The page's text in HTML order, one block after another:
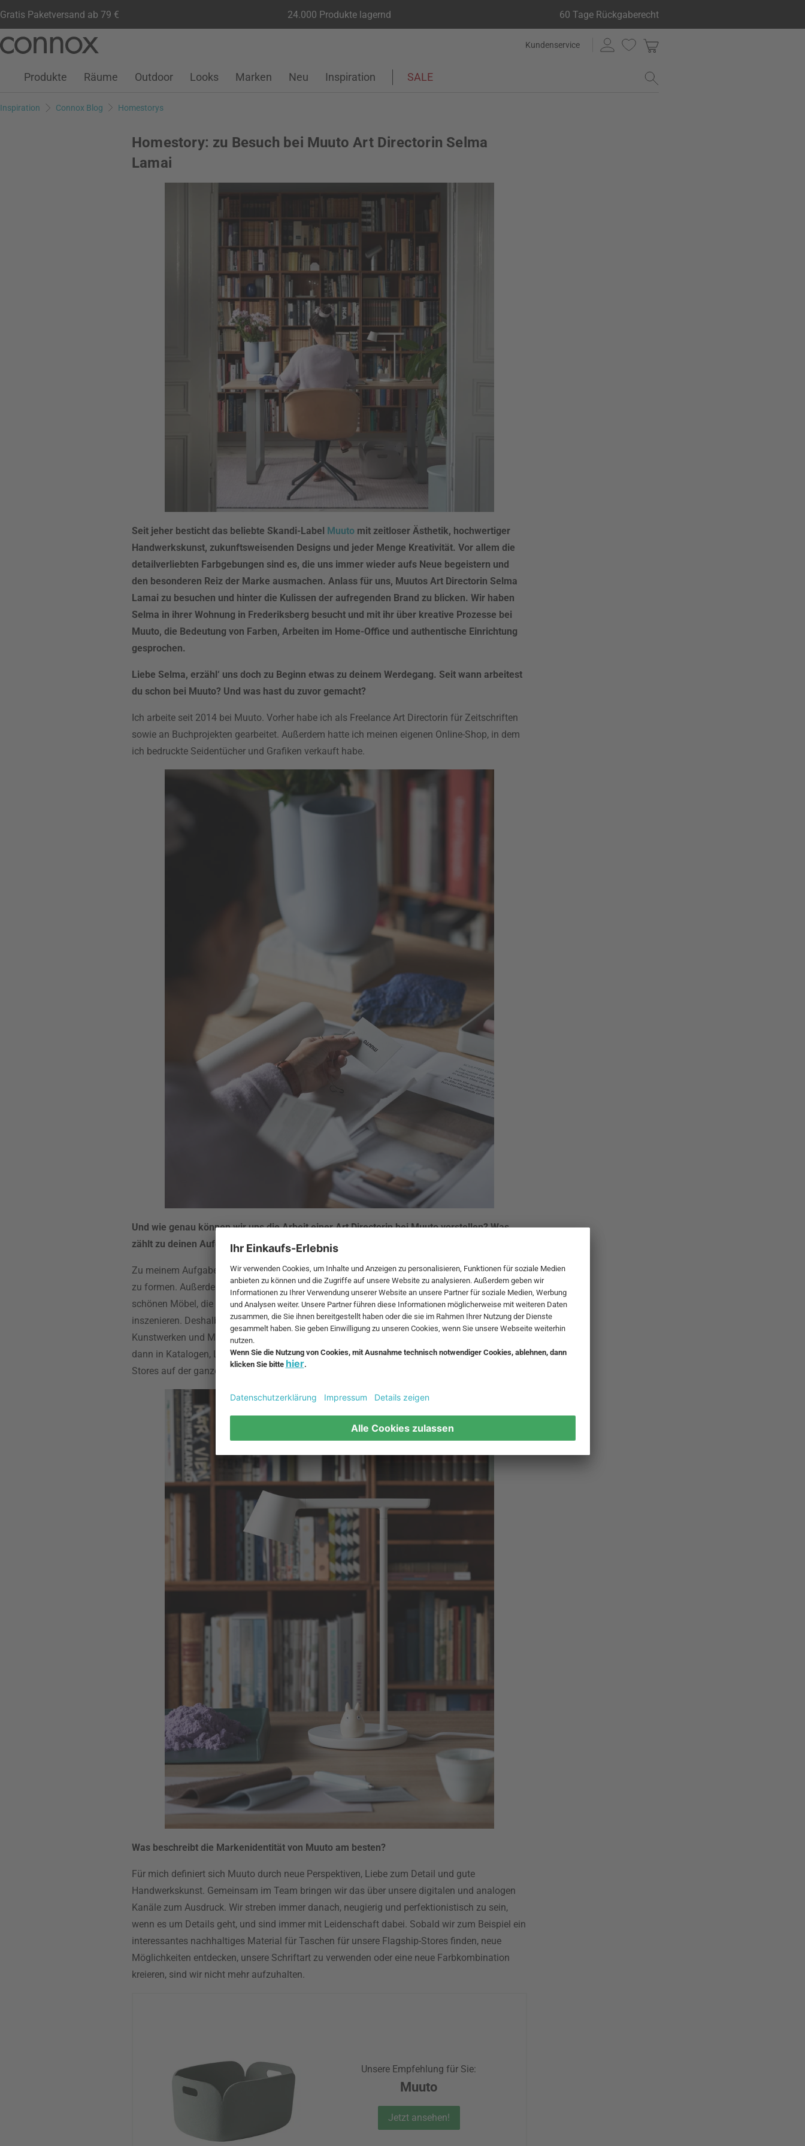
Gratis Paketversand ab 79 € 24.000 Produkte lagernd 60 Tage Rückgaberecht
Seiteninhalt
Suchfeld
Kundenservice
Kundenkonto
Wunschliste
Warenkorb
Produkte Räume Outdoor Looks Marken Neu Inspiration SALE
Inspiration Connox Blog Homestorys
Homestory: zu Besuch bei Muuto Art Directorin Selma
Lamai
Seit jeher besticht das beliebte Skandi-Label Muuto mit zeitloser Ästhetik, hochwertiger
Handwerkskunst, zukunftsweisenden Designs und jeder Menge Kreativität. Vor allem die
detailverliebten Farbgebungen sind es, die uns immer wieder aufs Neue begeistern und
den besonderen Reiz der Marke ausmachen. Anlass für uns, Muutos Art Directorin Selma
Lamai zu besuchen und hinter die Kulissen der aufregenden Brand zu blicken. Wir haben
Selma in ihrer Wohnung in Frederiksberg besucht und mit ihr über kreative Prozesse bei
Muuto, die Bedeutung von Farben, Arbeiten im Home-Office und authentische Einrichtung
gesprochen.
Liebe Selma, erzähl‘ uns doch zu Beginn etwas zu deinem Werdegang. Seit wann arbeitest
du schon bei Muuto? Und was hast du zuvor gemacht?
Ich arbeite seit 2014 bei Muuto. Vorher habe ich als Freelance Art Directorin für Zeitschriften
sowie an Buchprojekten gearbeitet. Außerdem hatte ich meinen eigenen Online-Shop, in dem
ich bedruckte Seidentücher und Grafiken verkauft habe.
Und wie genau können wir uns die Arbeit einer Art Directorin bei Muuto vorstellen? Was
zählt zu deinen Aufgabenbereichen und was davon bereitet dir am meisten Freude?
Zu meinem Aufgabenbereich zählt vor allem, die visuelle Sprache von Muuto zu kreieren und
zu formen. Außerdem kümmere ich mich mit dem Produktentwicklungsteam darum unsere
schönen Möbel, die von führenden zeitgenössischen Designern entworfen wurden, zu
inszenieren. Deshalb bin immer auf der Suche nach interessanten und spannenden Orten,
Kunstwerken und Materialien, die wir dafür nutzen können und die unser Produktportfolio
dann in Katalogen, Lifestyle-Bildern oder in einem unserer Showrooms und den Flagship-
Stores auf der ganzen Welt ansprechend präsentieren.
Was beschreibt die Markenidentität von Muuto am besten?
Für mich definiert sich Muuto durch neue Perspektiven, Liebe zum Detail und gute
Handwerkskunst. Gemeinsam im Team bringen wir das über unsere digitalen und analogen
Kanäle zum Ausdruck. Wir streben immer danach, neugierig und perfektionistisch zu sein,
wenn es um Details geht, und sind immer mit Leidenschaft dabei. Sobald wir zum Beispiel ein
interessantes nachhaltiges Material für Taschen für unsere Flagship-Stores finden, neue
Möglichkeiten entdecken, unsere Schriftart zu verwenden oder eine neue Farbkombination
kreieren, sind wir nicht mehr aufzuhalten.
Unsere Empfehlung für Sie:
Muuto
Jetzt ansehen!